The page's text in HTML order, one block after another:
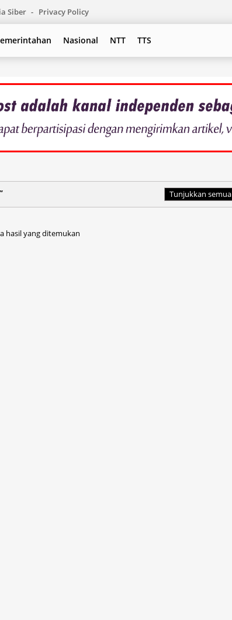
Siber Privacy Policy
Nasional NTT TTS
Tunjukkan semua
hasil yang ditemukan